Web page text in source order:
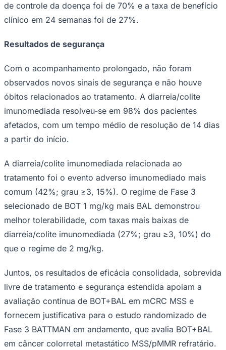
Santos
Flamengo
de controle da doença foi de 70% e a taxa de benefício
clínico em 24 semanas foi de 27%.
Resultados de segurança
Com o acompanhamento prolongado, não foram
observados novos sinais de segurança e não houve
óbitos relacionados ao tratamento. A diarreia/colite
imunomediada resolveu-se em 98% dos pacientes
afetados, com um tempo médio de resolução de 14 dias
a partir do início.
A diarreia/colite imunomediada relacionada ao
tratamento foi o evento adverso imunomediado mais
comum (42%; grau ≥3, 15%). O regime de Fase 3
selecionado de BOT 1 mg/kg mais BAL demonstrou
melhor tolerabilidade, com taxas mais baixas de
diarreia/colite imunomediada (27%; grau ≥3, 10%) do
que o regime de 2 mg/kg.
Juntos, os resultados de eficácia consolidada, sobrevida
livre de tratamento e segurança estendida apoiam a
avaliação contínua de BOT+BAL em mCRC MSS e
fornecem justificativa para o estudo randomizado de
Fase 3 BATTMAN em andamento, que avalia BOT+BAL
em câncer colorretal metastático MSS/pMMR refratário.